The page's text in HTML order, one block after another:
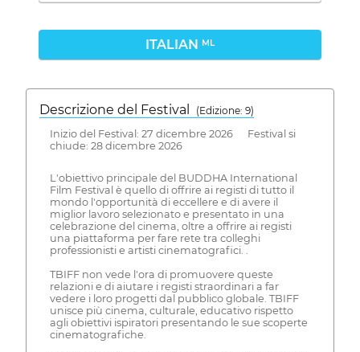
ITALIAN ML
Descrizione del Festival
( Edizione: 9)
Inizio del Festival: 27 dicembre 2026 Festival si
chiude: 28 dicembre 2026
L'obiettivo principale del BUDDHA International
Film Festival è quello di offrire ai registi di tutto il
mondo l'opportunità di eccellere e di avere il
miglior lavoro selezionato e presentato in una
celebrazione del cinema, oltre a offrire ai registi
una piattaforma per fare rete tra colleghi
professionisti e artisti cinematografici. .
TBIFF non vede l'ora di promuovere queste
relazioni e di aiutare i registi straordinari a far
vedere i loro progetti dal pubblico globale. TBIFF
unisce più cinema, culturale, educativo rispetto
agli obiettivi ispiratori presentando le sue scoperte
cinematografiche.